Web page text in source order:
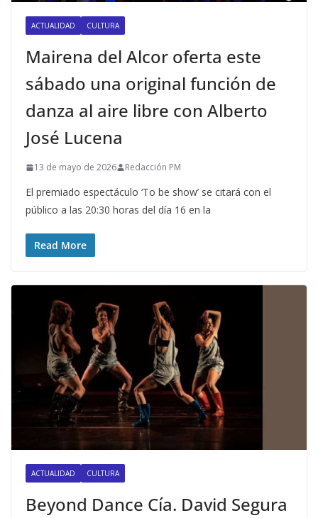
ACTUALIDAD CULTURA
Mairena del Alcor oferta este
sábado una original función de
danza al aire libre con Alberto
José Lucena
13 de mayo de 2026 Redacción PM
El premiado espectáculo ‘To be show’ se citará con el
público a las 20:30 horas del día 16 en la
Read More
ACTUALIDAD CULTURA
Beyond Dance Cía. David Segura